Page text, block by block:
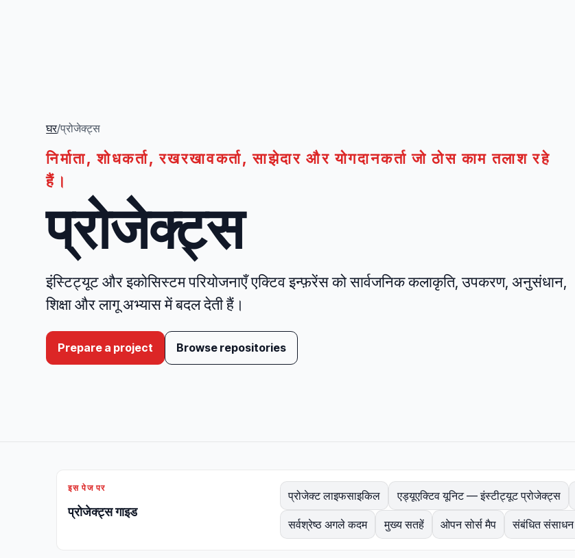
घर/प्रोजेक्ट्स
निर्माता, शोधकर्ता, रखरखावकर्ता, साझेदार और योगदानकर्ता जो ठोस काम तलाश रहे
हैं।
प्रोजेक्ट्स
इंस्टिट्यूट और इकोसिस्टम परियोजनाएँ एक्टिव इन्फ़रेंस को सार्वजनिक कलाकृति, उपकरण, अनुसंधान,
शिक्षा और लागू अभ्यास में बदल देती हैं।
Prepare a project Browse repositories
इस पेज पर
प्रोजेक्ट्स गाइड
प्रोजेक्ट लाइफसाइकिल एड्यूएक्टिव यूनिट — इंस्टीट्यूट प्रोजेक्ट्स
सर्वश्रेष्ठ अगले कदम मुख्य सतहें ओपन सोर्स मैप संबंधित संसाधन